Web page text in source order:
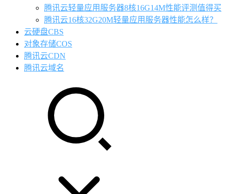
腾讯云轻量应用服务器8核16G14M性能评测值得买
腾讯云16核32G20M轻量应用服务器性能怎么样？
云硬盘CBS
对象存储COS
腾讯云CDN
腾讯云域名